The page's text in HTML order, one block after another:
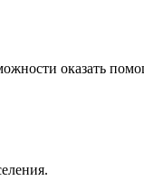
оказать